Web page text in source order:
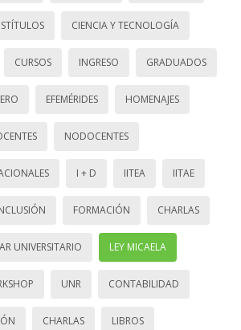
CIENCIA Y TECNOLOGÍA
CURSOS INGRESO GRADUADOS
EFEMÉRIDES HOMENAJES
NODOCENTES
I + D IITEA IITAE
FORMACIÓN CHARLAS
UNIVERSITARIO LEY MICAELA
UNR CONTABILIDAD
CHARLAS LIBROS